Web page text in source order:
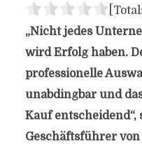
[Total:
„Nicht jedes
wird Erfolg haben.
professionelle
unabdingbar und
Kauf entscheidend“,
Geschäftsführer von